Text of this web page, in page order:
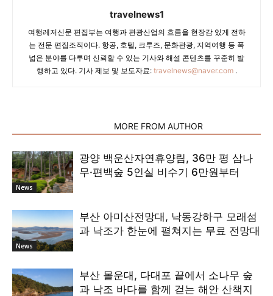
travelnews1
여행레저신문 편집부는 여행과 관광산업의 흐름을 현장감 있게 전하
는 전문 편집조직이다. 항공, 호텔, 크루즈, 문화관광, 지역여행 등 폭
넓은 분야를 다루며 신뢰할 수 있는 기사와 해설 콘텐츠를 꾸준히 발
행하고 있다. 기사 제보 및 보도자료: travelnews@naver.com.
MORE FROM AUTHOR
News
광양 백운산자연휴양림, 36만 평 삼나
무·편백숲 5인실 비수기 6만원부터
News
부산 아미산전망대, 낙동강하구 모래섬
과 낙조가 한눈에 펼쳐지는 무료 전망대
부산 몰운대, 다대포 끝에서 소나무 숲
과 낙조 바다를 함께 걷는 해안 산책지